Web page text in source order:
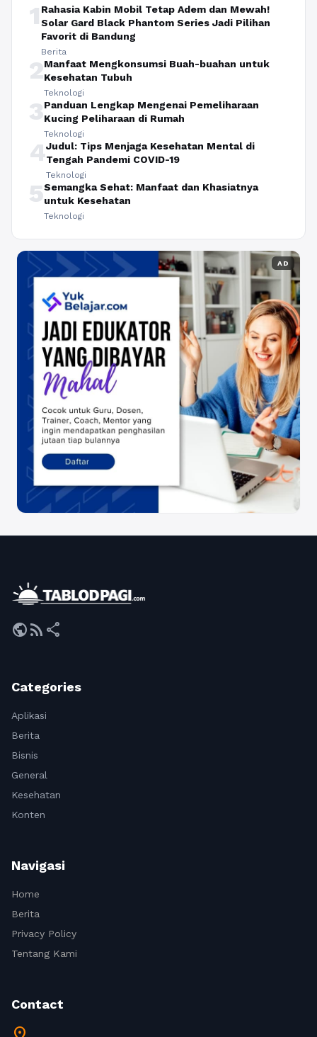
1 Rahasia Kabin Mobil Tetap Adem dan Mewah!
Solar Gard Black Phantom Series Jadi Pilihan
Favorit di Bandung
Berita
2Manfaat Mengkonsumsi Buah-buahan untuk
Kesehatan Tubuh
Teknologi
3Panduan Lengkap Mengenai Pemeliharaan
Kucing Peliharaan di Rumah
Teknologi
4Judul: Tips Menjaga Kesehatan Mental di
Tengah Pandemi COVID-19
Teknologi
5Semangka Sehat: Manfaat dan Khasiatnya
untuk Kesehatan
Teknologi
AD
publicrss_feed share
Categories
Aplikasi
Berita
Bisnis
General
Kesehatan
Konten
Navigasi
Home
Berita
Privacy Policy
Tentang Kami
Contact